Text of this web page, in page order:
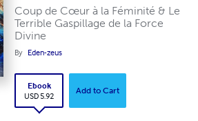
Coup de Cœur à la Féminité & Le
Terrible Gaspillage de la Force
Divine
By Eden-zeus
Ebook
USD 5.92
Add to Cart